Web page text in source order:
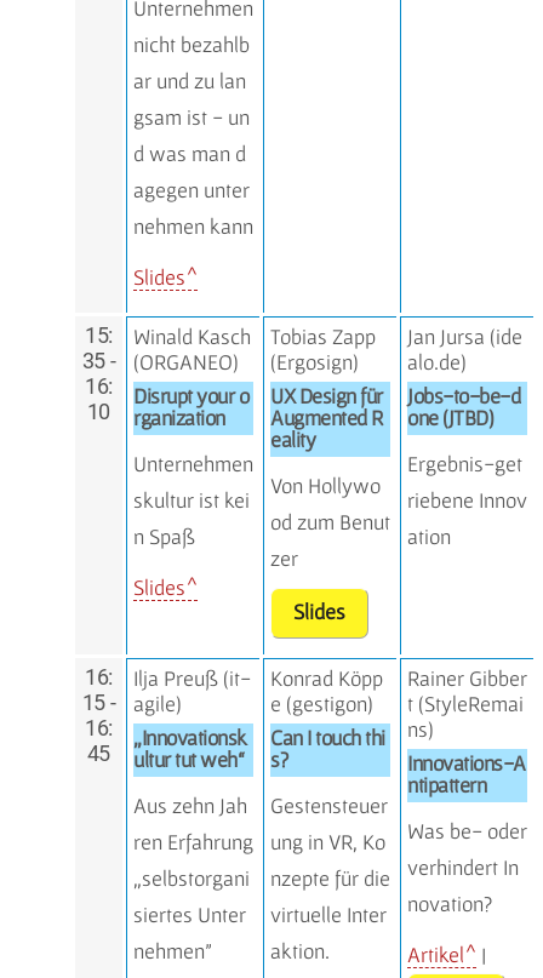
Unternehmen
nicht bezahlb
ar und zu lan
gsam ist - un
d was man d
agegen unter
nehmen kann
Slides
15:
35 -
16:
10
Winald Kasch
(ORGANEO)
Disrupt your o
rganization
Unternehmen
skultur ist kei
n Spaß
Slides
Tobias Zapp
(Ergosign)
UX Design für
Augmented R
eality
Von Hollywo
od zum Benut
zer
Slides
Jan Jursa (ide
alo.de)
Jobs-to-be-d
one (JTBD)
Ergebnis-get
riebene Innov
ation
16:
15 -
16:
45
Ilja Preuß (it-
agile)
„Innovationsk
ultur tut weh“
Aus zehn Jah
ren Erfahrung
„selbstorgani
siertes Unter
nehmen”
Konrad Köpp
e (gestigon)
Can I touch thi
s?
Gestensteuer
ung in VR, Ko
nzepte für die
virtuelle Inter
aktion.
Rainer Gibber
t (StyleRemai
ns)
Innovations-A
ntipattern
Was be- oder
verhindert In
novation?
Artikel
|